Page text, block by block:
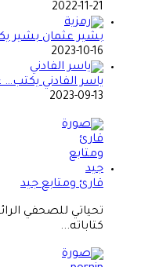
2022-11-21
بشير عثمان بشير يكتب…
2023-10-16
ياسر الفادني
2023-09-13
قارئ ومتابع جيد
تحياتي للصحفي
كتاباته...